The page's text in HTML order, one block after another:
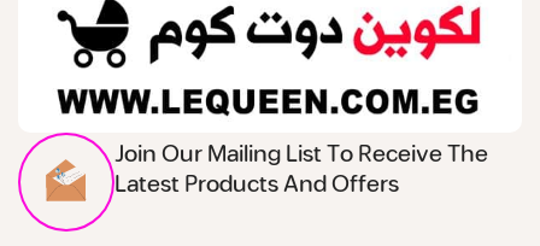
Join Our Mailing List To Receive The
Latest Products And Offers